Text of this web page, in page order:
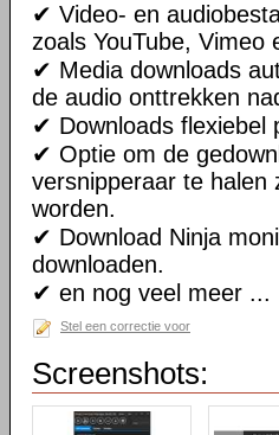
✔ Video- en
zoals YouTube, Vimeo
✔ Media downloads
de audio onttrekken
✔ Downloads flexiebel
✔ Optie om de
versnipperaar te halen
worden.
✔ Download Ninja
downloaden.
✔ en nog veel meer ...
Stel een correctie voor
Screenshots: